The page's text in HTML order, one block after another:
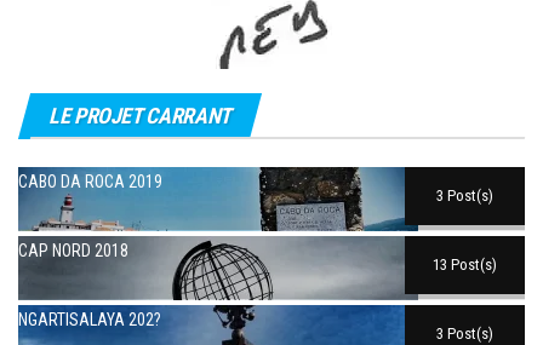
LE PROJET CARRANT
CABO DA ROCA 2019
3 Post(s)
CAP NORD 2018
13 Post(s)
NGARTISALAYA 202?
3 Post(s)